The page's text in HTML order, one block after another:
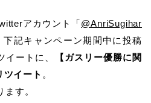
アカウント「@AnriSugihar
下記キャンペーン期間中に投稿
イートに、
【ガスリー優勝に関
イート 。
す。